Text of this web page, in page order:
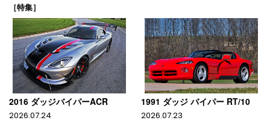
［特集］
2016 ダッジバイパーACR
2026.07.24
1991 ダッジ バイパー RT/10
2026.07.23